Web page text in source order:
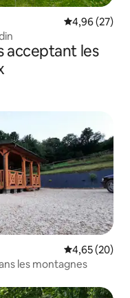
Évaluation
4,96 (27)
acceptant les
Évaluation
4,65 (20)
les montagnes